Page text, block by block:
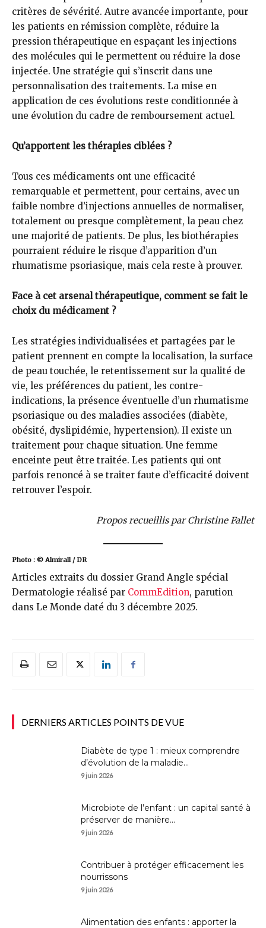
critères de sévérité. Autre avancée importante, pour
les patients en rémission complète, réduire la
pression thérapeutique en espaçant les injections
des molécules qui le permettent ou réduire la dose
injectée. Une stratégie qui s’inscrit dans une
personnalisation des traitements. La mise en
application de ces évolutions reste conditionnée à
une évolution du cadre de remboursement actuel.
Qu’apportent les thérapies ciblées ?
Tous ces médicaments ont une efficacité
remarquable et permettent, pour certains, avec un
faible nombre d’injections annuelles de normaliser,
totalement ou presque complètement, la peau chez
une majorité de patients. De plus, les biothérapies
pourraient réduire le risque d’apparition d’un
rhumatisme psoriasique, mais cela reste à prouver.
Face à cet arsenal thérapeutique, comment se fait le
choix du médicament ?
Les stratégies individualisées et partagées par le
patient prennent en compte la localisation, la surface
de peau touchée, le retentissement sur la qualité de
vie, les préférences du patient, les contre-
indications, la présence éventuelle d’un rhumatisme
psoriasique ou des maladies associées (diabète,
obésité, dyslipidémie, hypertension). Il existe un
traitement pour chaque situation. Une femme
enceinte peut être traitée. Les patients qui ont
parfois renoncé à se traiter faute d’efficacité doivent
retrouver l’espoir.
Propos recueillis par Christine Fallet
Photo : © Almirall / DR
Articles extraits du dossier Grand Angle spécial
Dermatologie réalisé par CommEdition, parution
dans Le Monde daté du 3 décembre 2025.
DERNIERS ARTICLES POINTS DE VUE
Diabète de type 1 : mieux comprendre
d’évolution de la maladie...
9 juin 2026
Microbiote de l’enfant : un capital santé à
préserver de manière...
9 juin 2026
Contribuer à protéger efficacement les
nourrissons
9 juin 2026
Alimentation des enfants : apporter la